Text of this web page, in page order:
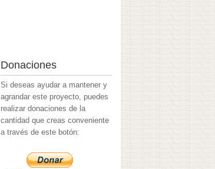
Donaciones
Si deseas ayudar a mantener y
agrandar este proyecto, puedes
realizar donaciones de la
cantidad que creas conveniente
a través de este botón: